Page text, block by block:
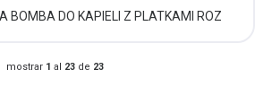
BOMBA DO KAPIELI Z PLATKAMI ROZ
mostrar 1 al 23de 23